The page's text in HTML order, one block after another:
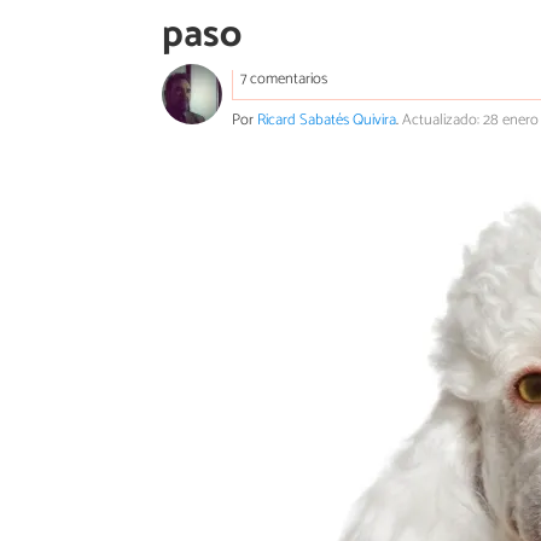
paso
7 comentarios
PorRicard Sabatés Quivira.Actualizado: 28